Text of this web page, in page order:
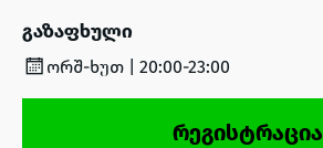
გაზაფხული
ორშ-ხუთ | 20:00-23:00
რეგისტრაცია